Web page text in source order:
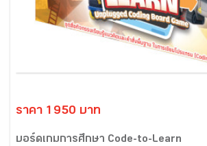
ราคา 1950 บาท
บอร์ดเกมการศึกษา Code-to-Learn